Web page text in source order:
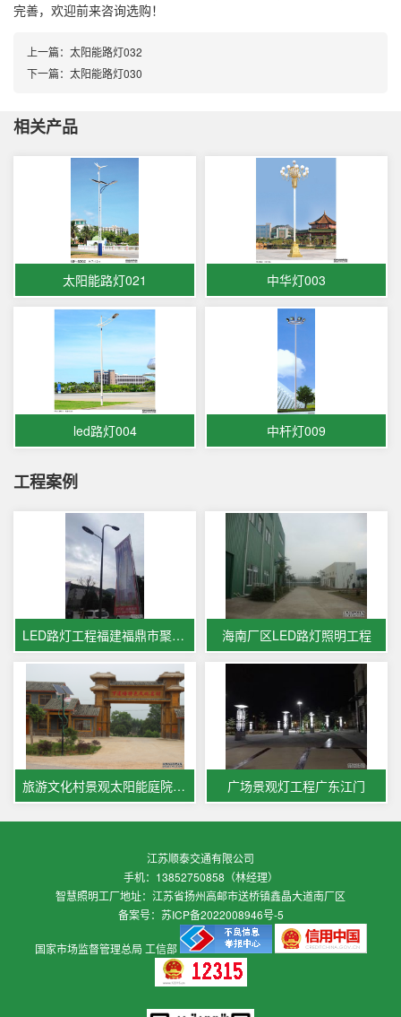
完善，欢迎前来咨询选购！
上一篇： 太阳能路灯032
下一篇： 太阳能路灯030
相关产品
太阳能路灯021 中华灯003
led路灯004 中杆灯009
工程案例
LED路灯工程福建福鼎市聚福苑楼盘 海南厂区LED路灯照明工程
旅游文化村景观太阳能庭院灯工程 广场景观灯工程广东江门
江苏顺泰交通有限公司
手机：13852750858（林经理）
智慧照明工厂地址：江苏省扬州高邮市送桥镇鑫晶大道南厂区
备案号： 苏ICP备2022008946号-5
国家市场监督管理总局 工信部